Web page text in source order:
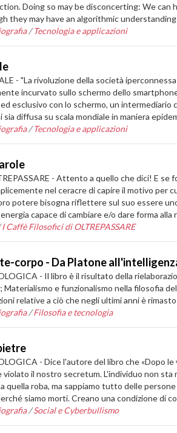
Doing so may be disconcerting: We
they may have an algorithmic
/Tecnologia e applicazioni
- "La rivoluzione della società
incurvato sullo schermo dello
esclusivo con lo schermo, un
diffusa su scala mondiale in maniera
/Tecnologia e applicazioni
- Attento a quello che dici! E
nel ceracre di capire il motivo per
potere bisogna riflettere sul suo essere
capace di cambiare e/o dare forma alla
I Caffè Filosofici di OLTREPASSARE
corpo - Da Platone
- Il libro è il risultato della
e funzionalismo nella filosofia
relative a ciò che negli ultimi anni è
/Filosofia e tecnologia
- Dice l'autore del libro che «Dopo
il nostro secretum. L'individuo non sta
quella roba, ma sappiamo tutto delle
siamo morti. Creano una condizione di
/Social e Cyberbullismo